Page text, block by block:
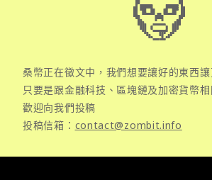
桑幣正在徵文中，我們想要讓好的東西讓
只要是跟金融科技、區塊鏈及加密貨幣
歡迎向我們投稿
投稿信箱： contact@zombit.info